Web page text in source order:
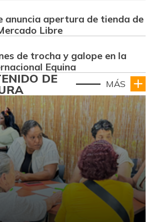
anuncia apertura de tienda de
Libre
de trocha y galope en la
Equina
DE MÁS